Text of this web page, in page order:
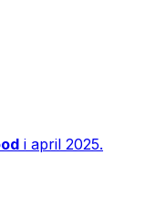
i april 2025.